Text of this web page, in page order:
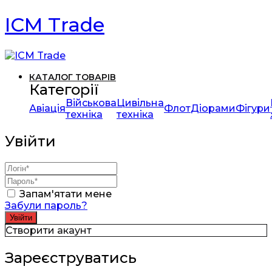
ICM Trade
КАТАЛОГ ТОВАРІВ
Категорії
АвіаціяВійськова
техніка
Цивільна
техніка
ФлотДіорамиФігури
Увійти
Запам'ятати мене
Забули пароль?
Створити акаунт
Зареєструватись